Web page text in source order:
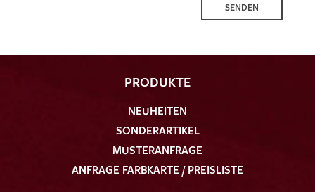
SENDEN
PRODUKTE
NEUHEITEN
SONDERARTIKEL
MUSTERANFRAGE
ANFRAGE FARBKARTE / PREISLISTE